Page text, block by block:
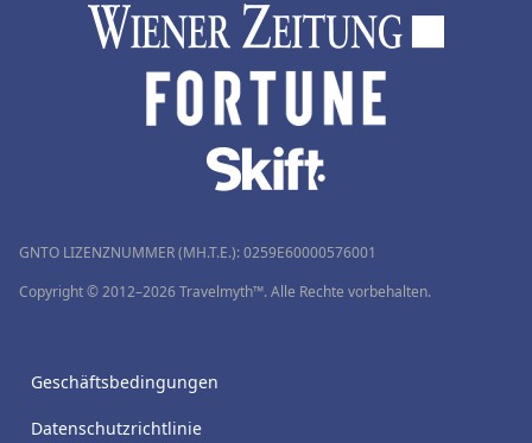
GNTO LIZENZNUMMER (MH.T.E.): 0259Ε60000576001
Copyright © 2012–2026 Travelmyth™. Alle Rechte vorbehalten.
Geschäftsbedingungen
Datenschutzrichtlinie